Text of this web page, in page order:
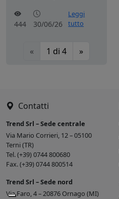
444 30/06/26
Leggi
tutto
« 1 di 4 »
Contatti
Trend Srl – Sede centrale
Via Mario Corrieri, 12 – 05100
Terni (TR)
Tel. (+39) 0744 800680
Fax. (+39) 0744 800514
Trend Srl – Sede nord
Via Faro, 4 – 20876 Ornago (MI)